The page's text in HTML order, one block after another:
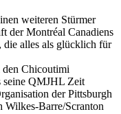
weiteren Stürmer
der Montréal Canadiens
die alles als glücklich für
den Chicoutimi
seine QMJHL Zeit
der Pittsburgh
Wilkes-Barre/Scranton